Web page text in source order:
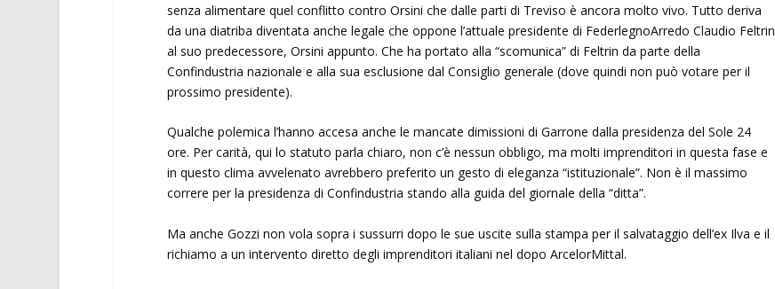
senza alimentare quel conflitto contro Orsini che dalle parti di Treviso è ancora molto vivo. Tutto deriva
da una diatriba diventata anche legale che oppone l’attuale presidente di FederlegnoArredo Claudio Feltrin
al suo predecessore, Orsini appunto. Che ha portato alla “scomunica” di Feltrin da parte della
Confindustria nazionale e alla sua esclusione dal Consiglio generale (dove quindi non può votare per il
prossimo presidente).
Qualche polemica l’hanno accesa anche le mancate dimissioni di Garrone dalla presidenza del Sole 24
ore. Per carità, qui lo statuto parla chiaro, non c’è nessun obbligo, ma molti imprenditori in questa fase e
in questo clima avvelenato avrebbero preferito un gesto di eleganza “istituzionale”. Non è il massimo
correre per la presidenza di Confindustria stando alla guida del giornale della “ditta”.
Ma anche Gozzi non vola sopra i sussurri dopo le sue uscite sulla stampa per il salvataggio dell’ex Ilva e il
richiamo a un intervento diretto degli imprenditori italiani nel dopo ArcelorMittal.